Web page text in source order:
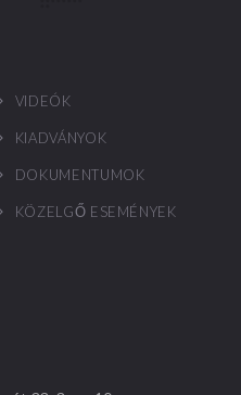
VIDEÓK
KIADVÁNYOK
DOKUMENTUMOK
KÖZELGŐ ESEMÉNYEK